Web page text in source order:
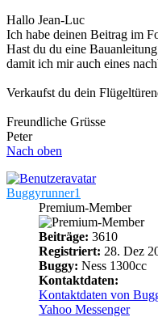
Hallo Jean-Luc
Ich habe deinen Beitrag im
Hast du du eine
damit ich mir auch eines
Verkaufst du dein
Freundliche Grüsse
Peter
Nach oben
Buggyrunner1
Premium-Member
Beiträge: 3610
Registriert: 28. Dez
Buggy: Ness 1300cc
Kontaktdaten:
Kontaktdaten von
Yahoo Messenger